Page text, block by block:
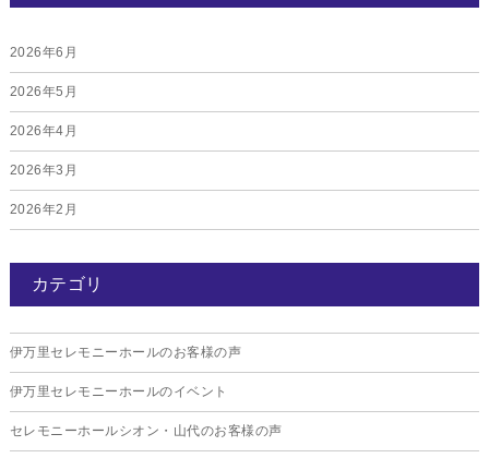
2026年6月
2026年5月
2026年4月
2026年3月
2026年2月
2025年12月
カテゴリ
伊万里セレモニーホールのお客様の声
伊万里セレモニーホールのイベント
セレモニーホールシオン・山代のお客様の声